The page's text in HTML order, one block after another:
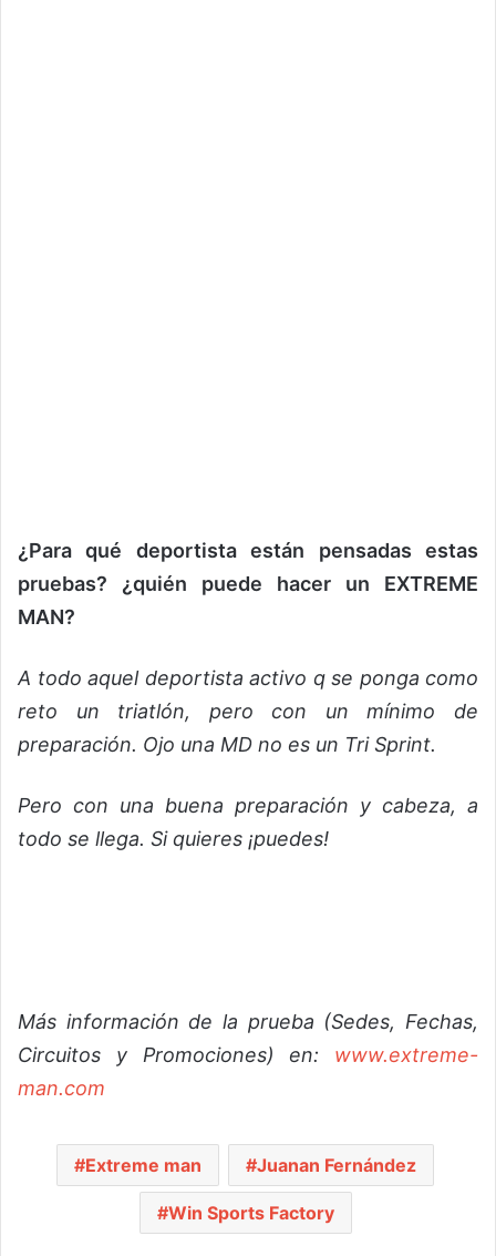
¿Para qué deportista están pensadas estas
pruebas? ¿quién puede hacer un EXTREME
MAN?
A todo aquel deportista activo q se ponga como
reto un triatlón, pero con un mínimo de
preparación. Ojo una MD no es un Tri Sprint.
Pero con una buena preparación y cabeza, a
todo se llega. Si quieres ¡puedes!
Más información de la prueba (Sedes, Fechas,
Circuitos y Promociones) en: www.extreme-
man.com
Extreme man Juanan Fernández
Win Sports Factory